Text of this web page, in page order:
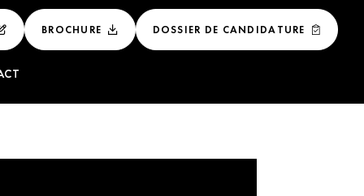
BROCHURE DOSSIER DE CANDIDATURE